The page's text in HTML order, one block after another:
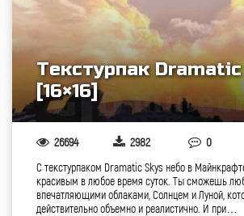
Текстурпак
[16×16]
26694 2982 0
С текстурпаком Dramatic Skys небо в
красивым в любое время суток. Ты сможешь
впечатляющими облаками, Солнцем и Луной,
действительно объемно и реалистично. И при…